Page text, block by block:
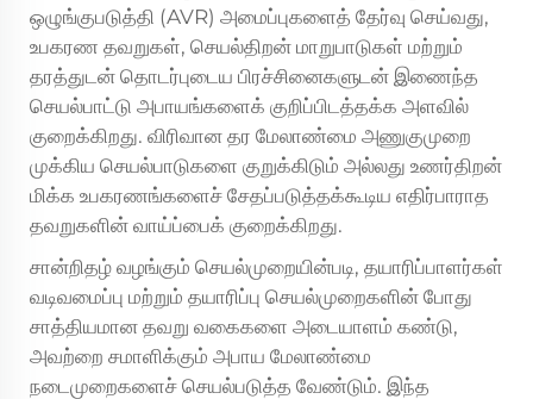
ஒழுங்குபடுத்தி (AVR) அமைப்புகளைத் தேர்வு செய்வது,
உபகரண தவறுகள், செயல்திறன் மாறுபாடுகள் மற்றும்
தரத்துடன் தொடர்புடைய பிரச்சினைகளுடன் இணைந்த
செயல்பாட்டு அபாயங்களைக் குறிப்பிடத்தக்க அளவில்
குறைக்கிறது. விரிவான தர மேலாண்மை அணுகுமுறை
முக்கிய செயல்பாடுகளை குறுக்கிடும் அல்லது உணர்திறன்
மிக்க உபகரணங்களைச் சேதப்படுத்தக்கூடிய எதிர்பாராத
தவறுகளின் வாய்ப்பைக் குறைக்கிறது.
சான்றிதழ் வழங்கும் செயல்முறையின்படி, தயாரிப்பாளர்கள்
வடிவமைப்பு மற்றும் தயாரிப்பு செயல்முறைகளின் போது
சாத்தியமான தவறு வகைகளை அடையாளம் கண்டு,
அவற்றை சமாளிக்கும் அபாய மேலாண்மை
நடைமுறைகளைச் செயல்படுத்த வேண்டும். இந்த